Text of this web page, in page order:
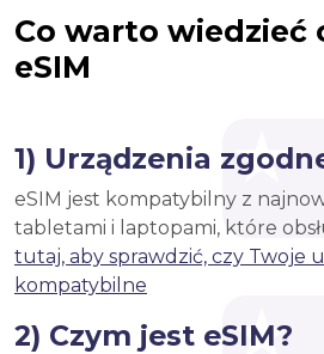
Co warto wiedzieć
eSIM
1) Urządzenia
eSIM jest kompatybilny z
tabletami i laptopami, które
tutaj, aby sprawdzić, czy Twoje
kompatybilne
2) Czym jest eSIM?